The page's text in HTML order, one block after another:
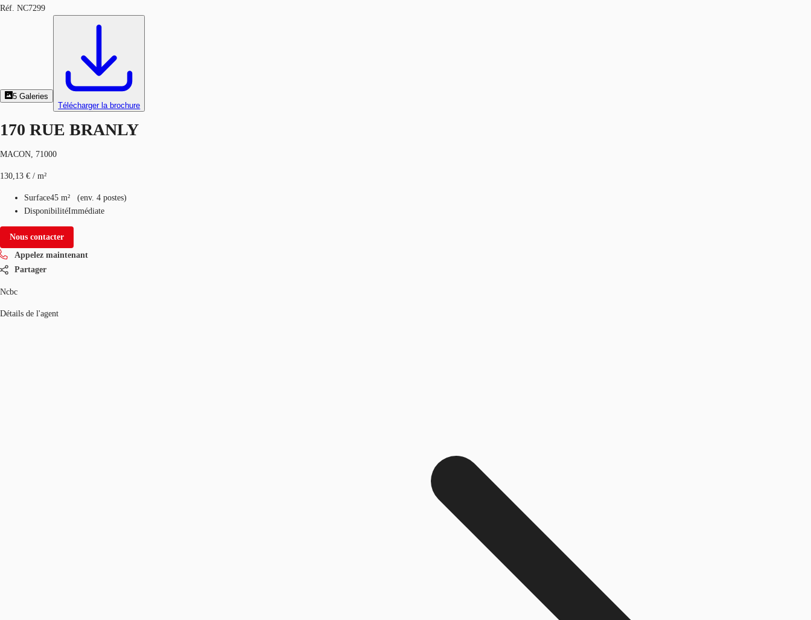
Réf. NC7299
5 Galeries
Télécharger la brochure
170 RUE BRANLY
MACON, 71000
130,13 € / m²
Surface45 m² (env. 4 postes)
DisponibilitéImmédiate
Nous contacter
Appelez maintenant
Partager
Ncbc
Détails de l'agent